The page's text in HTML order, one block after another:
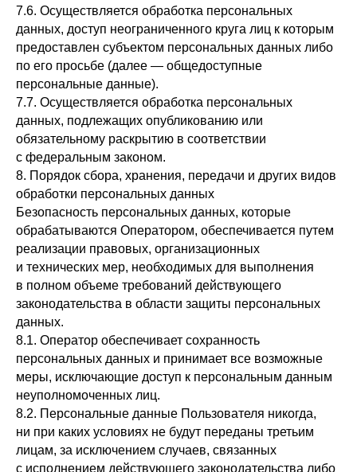
7.6. Осуществляется обработка персональных
данных, доступ неограниченного круга лиц к которым
предоставлен субъектом персональных данных либо
по его просьбе (далее — общедоступные
персональные данные).
7.7. Осуществляется обработка персональных
данных, подлежащих опубликованию или
обязательному раскрытию в соответствии
с федеральным законом.
8. Порядок сбора, хранения, передачи и других видов
обработки персональных данных
Безопасность персональных данных, которые
обрабатываются Оператором, обеспечивается путем
реализации правовых, организационных
и технических мер, необходимых для выполнения
в полном объеме требований действующего
законодательства в области защиты персональных
данных.
8.1. Оператор обеспечивает сохранность
персональных данных и принимает все возможные
меры, исключающие доступ к персональным данным
неуполномоченных лиц.
8.2. Персональные данные Пользователя никогда,
ни при каких условиях не будут переданы третьим
лицам, за исключением случаев, связанных
с исполнением действующего законодательства либо